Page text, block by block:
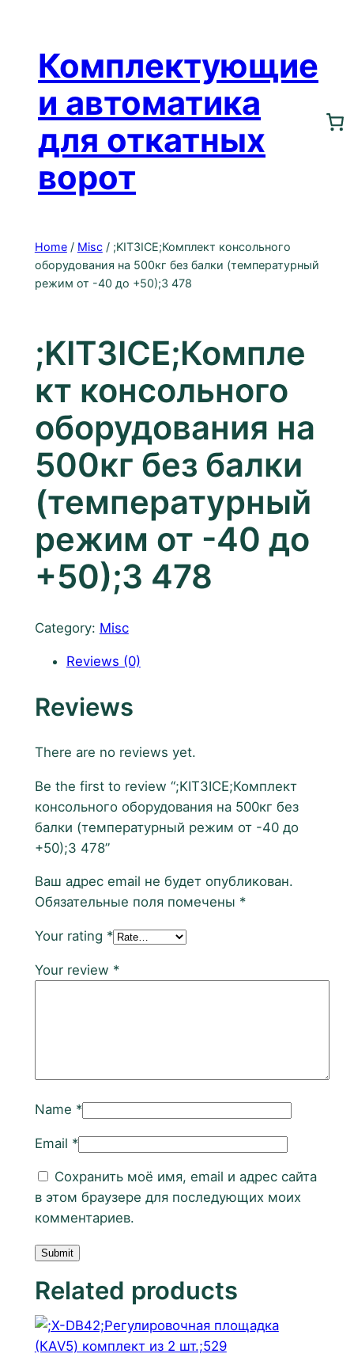
содержимому
Комплектующие
и автоматика
для откатных
ворот
Home/ Misc/ ;KIT3ICE;Комплект консольного
оборудования на 500кг без балки (температурный
режим от -40 до +50);3 478
;KIT3ICE;Компле
кт консольного
оборудования на
500кг без балки
(температурный
режим от -40 до
+50);3 478
Category: Misc
Reviews (0)
Reviews
There are no reviews yet.
Be the first to review “;KIT3ICE;Комплект
консольного оборудования на 500кг без
балки (температурный режим от -40 до
+50);3 478”
Ваш адрес email не будет опубликован.
Обязательные поля помечены *
Your rating *
Your review *
Name *
Email *
Сохранить моё имя, email и адрес сайта
в этом браузере для последующих моих
комментариев.
Related products